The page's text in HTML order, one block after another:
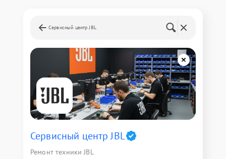
Сервисный центр JBL
Сервисный центр JBL
Ремонт техники JBL